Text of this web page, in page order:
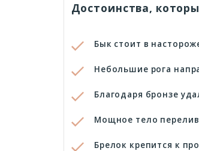
Достоинства,
Бык стоит в
Небольшие рога
Благодаря бронзе
Мощное тело
Брелок крепится к